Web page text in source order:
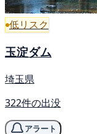
低リスク
玉淀ダム
埼玉県
322件の出没
アラート